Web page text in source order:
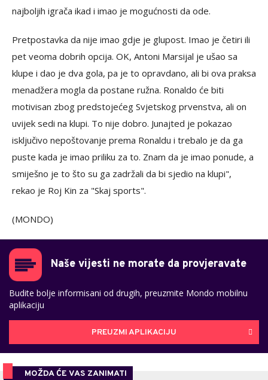
najboljih igrača ikad i imao je mogućnosti da ode.
Pretpostavka da nije imao gdje je glupost. Imao je četiri ili
pet veoma dobrih opcija. OK, Antoni Marsijal je ušao sa
klupe i dao je dva gola, pa je to opravdano, ali bi ova praksa
menadžera mogla da postane ružna. Ronaldo će biti
motivisan zbog predstojećeg Svjetskog prvenstva, ali on
uvijek sedi na klupi. To nije dobro. Junajted je pokazao
isključivo nepoštovanje prema Ronaldu i trebalo je da ga
puste kada je imao priliku za to. Znam da je imao ponude, a
smiješno je to što su ga zadržali da bi sjedio na klupi",
rekao je Roj Kin za "Skaj sports".
(MONDO)
Naše vijesti ne morate da provjeravate
Budite bolje informisani od drugih, preuzmite Mondo mobilnu
aplikaciju
PREUZMI APLIKACIJU
MOŽDA ĆE VAS ZANIMATI